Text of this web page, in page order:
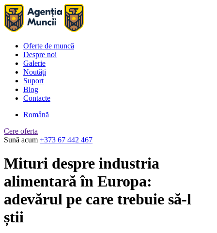
Oferte de muncă
Despre noi
Galerie
Noutăți
Suport
Blog
Contacte
Română
Cere oferta
Sună acum +373 67 442 467
Mituri despre industria
alimentară în Europa:
adevărul pe care trebuie să-l
știi